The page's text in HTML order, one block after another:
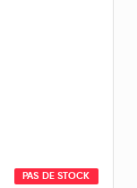
PAS DE STOCK